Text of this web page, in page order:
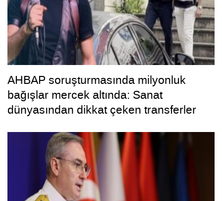
AHBAP soruşturmasında milyonluk
bağışlar mercek altında: Sanat
dünyasından dikkat çeken transferler